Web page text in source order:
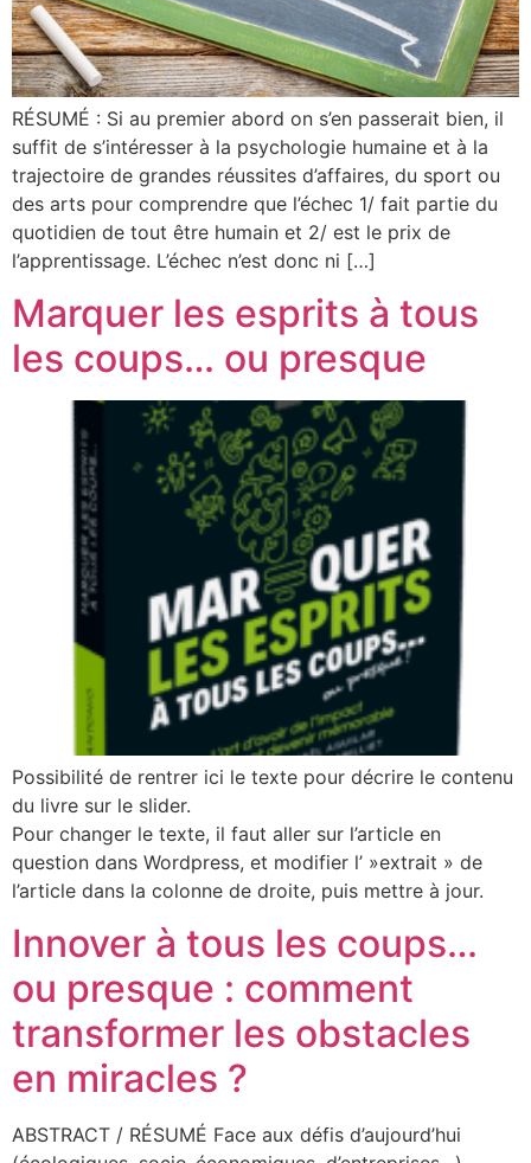
RÉSUMÉ : Si au premier abord on s’en passerait bien, il
suffit de s’intéresser à la psychologie humaine et à la
trajectoire de grandes réussites d’affaires, du sport ou
des arts pour comprendre que l’échec 1/ fait partie du
quotidien de tout être humain et 2/ est le prix de
l’apprentissage. L’échec n’est donc ni […]
Marquer les esprits à tous
les coups… ou presque
Possibilité de rentrer ici le texte pour décrire le contenu
du livre sur le slider.
Pour changer le texte, il faut aller sur l’article en
question dans Wordpress, et modifier l’ »extrait » de
l’article dans la colonne de droite, puis mettre à jour.
Innover à tous les coups…
ou presque : comment
transformer les obstacles
en miracles ?
ABSTRACT / RÉSUMÉ Face aux défis d’aujourd’hui